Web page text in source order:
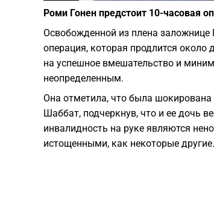
Роми Гонен предстоит 10-часовая
Освобожденной из плена заложнице
операция, которая продлится
на успешное вмешательство и
неопределенным.
Она отметила, что была
Шаббат, подчеркнув, что и ее дочь
инвалидность на руке являются
истощенными, как некоторые другие.